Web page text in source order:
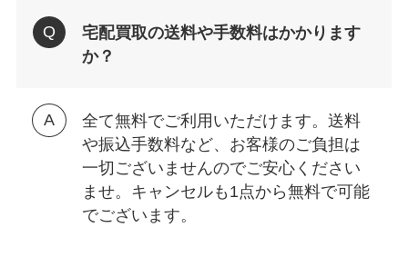
宅配買取の送料や手数料はかかります
か？
全て無料でご利用いただけます。送料
や振込手数料など、お客様のご負担は
一切ございませんのでご安心ください
ませ。キャンセルも1点から無料で可能
でございます。